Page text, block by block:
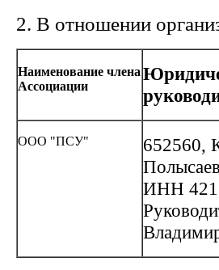
2. В отношении
Наименование члена
Ассоциации
ООО "ПСУ"
652560,
ИНН